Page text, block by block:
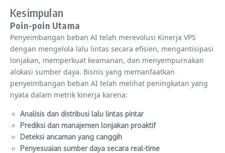
Kesimpulan
Poin-poin Utama
Penyeimbangan beban AI telah merevolusi Kinerja VPS
dengan mengelola lalu lintas secara efisien, mengantisipasi
lonjakan, memperkuat keamanan, dan menyempurnakan
alokasi sumber daya. Bisnis yang memanfaatkan
penyeimbangan beban AI telah melihat peningkatan yang
nyata dalam metrik kinerja karena:
Analisis dan distribusi lalu lintas pintar
Prediksi dan manajemen lonjakan proaktif
Deteksi ancaman yang canggih
Penyesuaian sumber daya secara real-time